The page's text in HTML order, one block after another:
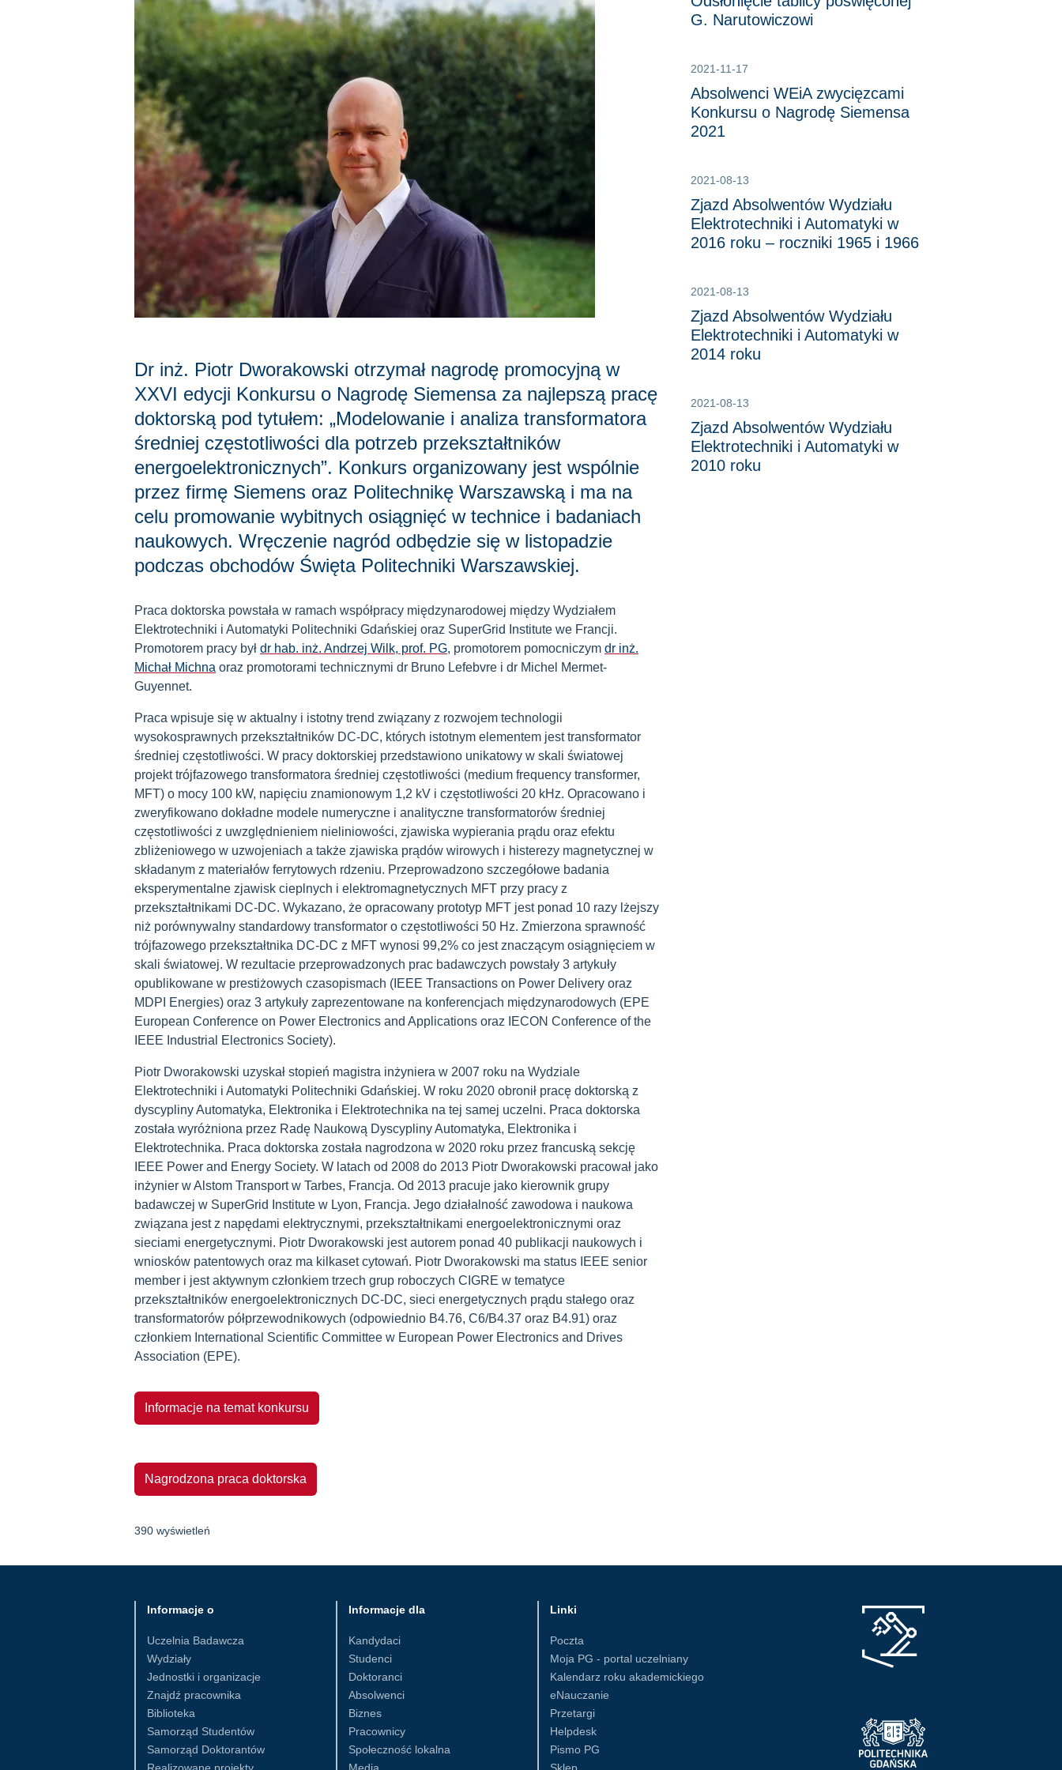
Dr inż. Piotr Dworakowski otrzymał nagrodę promocyjną w
XXVI edycji Konkursu o Nagrodę Siemensa za najlepszą pracę
doktorską pod tytułem: „Modelowanie i analiza transformatora
średniej częstotliwości dla potrzeb przekształtników
energoelektronicznych”. Konkurs organizowany jest wspólnie
przez firmę Siemens oraz Politechnikę Warszawską i ma na
celu promowanie wybitnych osiągnięć w technice i badaniach
naukowych. Wręczenie nagród odbędzie się w listopadzie
podczas obchodów Święta Politechniki Warszawskiej.
Praca doktorska powstała w ramach współpracy międzynarodowej między Wydziałem
Elektrotechniki i Automatyki Politechniki Gdańskiej oraz SuperGrid Institute we Francji.
Promotorem pracy był dr hab. inż. Andrzej Wilk, prof. PG, promotorem pomocniczym dr inż.
Michał Michna oraz promotorami technicznymi dr Bruno Lefebvre i dr Michel Mermet-
Guyennet.
Praca wpisuje się w aktualny i istotny trend związany z rozwojem technologii
wysokosprawnych przekształtników DC-DC, których istotnym elementem jest transformator
średniej częstotliwości. W pracy doktorskiej przedstawiono unikatowy w skali światowej
projekt trójfazowego transformatora średniej częstotliwości (medium frequency transformer,
MFT) o mocy 100 kW, napięciu znamionowym 1,2 kV i częstotliwości 20 kHz. Opracowano i
zweryfikowano dokładne modele numeryczne i analityczne transformatorów średniej
częstotliwości z uwzględnieniem nieliniowości, zjawiska wypierania prądu oraz efektu
zbliżeniowego w uzwojeniach a także zjawiska prądów wirowych i histerezy magnetycznej w
składanym z materiałów ferrytowych rdzeniu. Przeprowadzono szczegółowe badania
eksperymentalne zjawisk cieplnych i elektromagnetycznych MFT przy pracy z
przekształtnikami DC-DC. Wykazano, że opracowany prototyp MFT jest ponad 10 razy lżejszy
niż porównywalny standardowy transformator o częstotliwości 50 Hz. Zmierzona sprawność
trójfazowego przekształtnika DC-DC z MFT wynosi 99,2% co jest znaczącym osiągnięciem w
skali światowej. W rezultacie przeprowadzonych prac badawczych powstały 3 artykuły
opublikowane w prestiżowych czasopismach (IEEE Transactions on Power Delivery oraz
MDPI Energies) oraz 3 artykuły zaprezentowane na konferencjach międzynarodowych (EPE
European Conference on Power Electronics and Applications oraz IECON Conference of the
IEEE Industrial Electronics Society).
Piotr Dworakowski uzyskał stopień magistra inżyniera w 2007 roku na Wydziale
Elektrotechniki i Automatyki Politechniki Gdańskiej. W roku 2020 obronił pracę doktorską z
dyscypliny Automatyka, Elektronika i Elektrotechnika na tej samej uczelni. Praca doktorska
została wyróżniona przez Radę Naukową Dyscypliny Automatyka, Elektronika i
Elektrotechnika. Praca doktorska została nagrodzona w 2020 roku przez francuską sekcję
IEEE Power and Energy Society. W latach od 2008 do 2013 Piotr Dworakowski pracował jako
inżynier w Alstom Transport w Tarbes, Francja. Od 2013 pracuje jako kierownik grupy
badawczej w SuperGrid Institute w Lyon, Francja. Jego działalność zawodowa i naukowa
związana jest z napędami elektrycznymi, przekształtnikami energoelektronicznymi oraz
sieciami energetycznymi. Piotr Dworakowski jest autorem ponad 40 publikacji naukowych i
wniosków patentowych oraz ma kilkaset cytowań. Piotr Dworakowski ma status IEEE senior
member i jest aktywnym członkiem trzech grup roboczych CIGRE w tematyce
przekształtników energoelektronicznych DC-DC, sieci energetycznych prądu stałego oraz
transformatorów półprzewodnikowych (odpowiednio B4.76, C6/B4.37 oraz B4.91) oraz
członkiem International Scientific Committee w European Power Electronics and Drives
Association (EPE).
Informacje na temat konkursu
Nagrodzona praca doktorska
390 wyświetleń
G. Narutowiczowi
2021-11-17
Absolwenci WEiA zwycięzcami
Konkursu o Nagrodę Siemensa
2021
2021-08-13
Zjazd Absolwentów Wydziału
Elektrotechniki i Automatyki w
2016 roku – roczniki 1965 i 1966
2021-08-13
Zjazd Absolwentów Wydziału
Elektrotechniki i Automatyki w
2014 roku
2021-08-13
Zjazd Absolwentów Wydziału
Elektrotechniki i Automatyki w
2010 roku
Informacje o
Uczelnia Badawcza
Wydziały
Jednostki i organizacje
Znajdź pracownika
Biblioteka
Samorząd Studentów
Samorząd Doktorantów
Informacje dla
Kandydaci
Studenci
Doktoranci
Absolwenci
Biznes
Pracownicy
Społeczność lokalna
Linki
Poczta
Moja PG - portal uczelniany
Kalendarz roku akademickiego
eNauczanie
Przetargi
Helpdesk
Pismo PG